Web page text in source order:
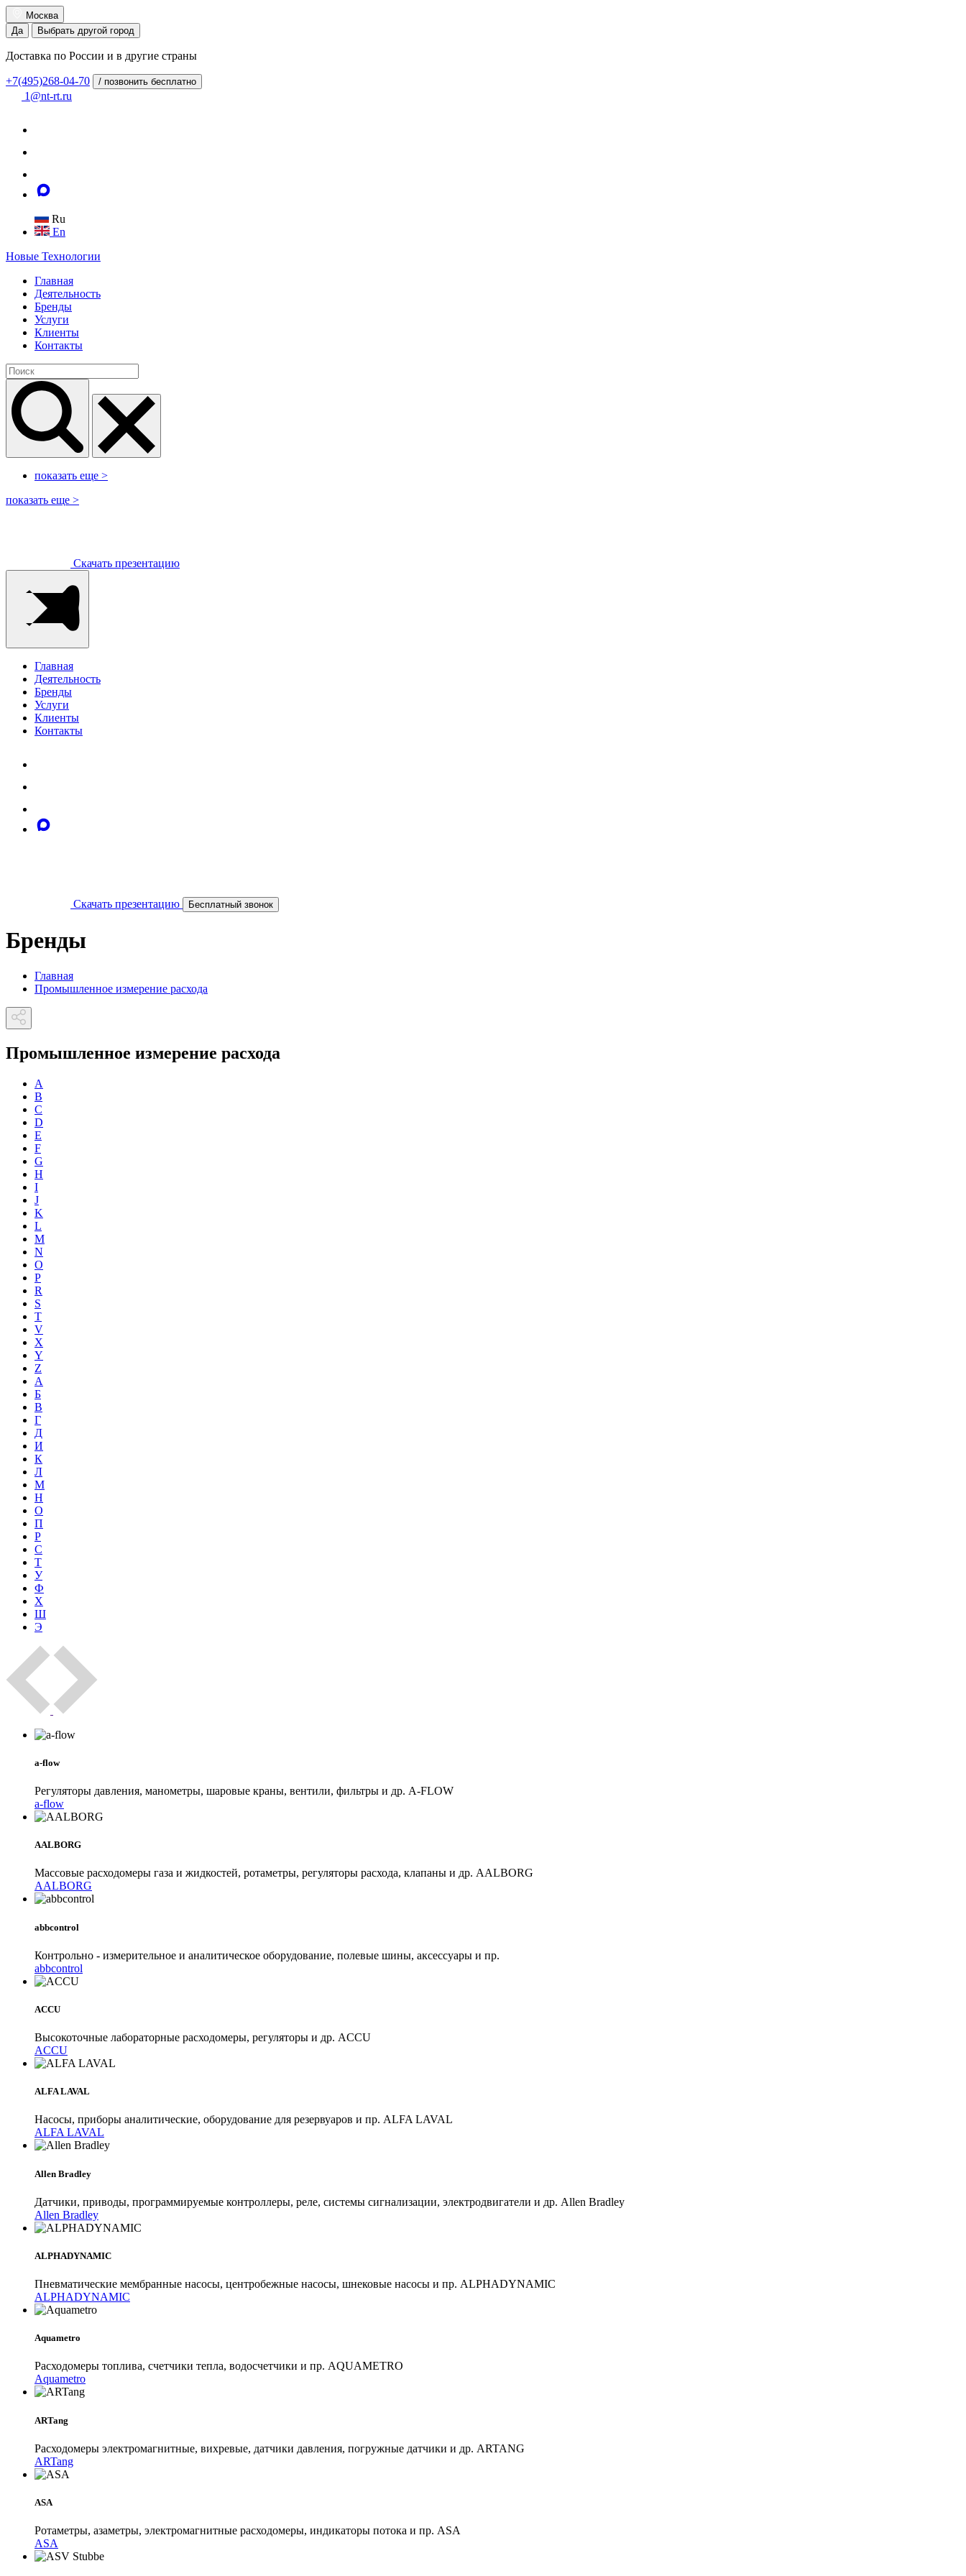
Москва
Да
Выбрать другой город
Доставка по России и в другие страны
+7(495)268-04-70 / позвонить бесплатно
1@nt-rt.ru
Ru
En
Новые Технологии
Главная
Деятельность
Бренды
Услуги
Клиенты
Контакты
показать еще >
показать еще >
Скачать презентацию
Главная
Деятельность
Бренды
Услуги
Клиенты
Контакты
Скачать презентацию Бесплатный звонок
Бренды
Главная
Промышленное измерение расхода
Промышленное измерение расхода
A
B
C
D
E
F
G
H
I
J
K
L
M
N
O
P
R
S
T
V
X
Y
Z
А
Б
В
Г
Д
И
К
Л
М
Н
О
П
Р
С
Т
У
Ф
Х
Ш
Э
a-flow
Регуляторы давления, манометры, шаровые краны, вентили, фильтры и др. A-FLOW
a-flow
AALBORG
Массовые расходомеры газа и жидкостей, ротаметры, регуляторы расхода, клапаны и др. AALBORG
AALBORG
abbcontrol
Контрольно - измерительное и аналитическое оборудование, полевые шины, аксессуары и пр.
abbcontrol
ACCU
Высокоточные лабораторные расходомеры, регуляторы и др. ACCU
ACCU
ALFA LAVAL
Насосы, приборы аналитические, оборудование для резервуаров и пр. ALFA LAVAL
ALFA LAVAL
Allen Bradley
Датчики, приводы, программируемые контроллеры, реле, системы сигнализации, электродвигатели и др. Allen Bradley
Allen Bradley
ALPHADYNAMIC
Пневматические мембранные насосы, центробежные насосы, шнековые насосы и пр. ALPHADYNAMIC
ALPHADYNAMIC
Aquametro
Расходомеры топлива, счетчики тепла, водосчетчики и пр. AQUAMETRO
Aquametro
ARTang
Расходомеры электромагнитные, вихревые, датчики давления, погружные датчики и др. ARTANG
ARTang
ASA
Ротаметры, азаметры, электромагнитные расходомеры, индикаторы потока и пр. ASA
ASA